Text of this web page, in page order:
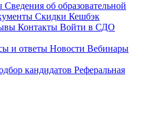
Сведения об образовательной
Скидки Кешбэк
Контакты Войти в СДО
и ответы Новости Вебинары
кандидатов Реферальная